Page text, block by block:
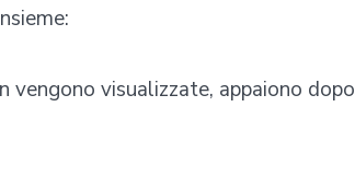
vengono visualizzate, appaiono dopo